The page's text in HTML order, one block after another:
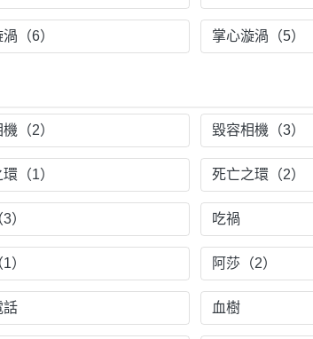
（6） 掌心漩渦（5）
（2） 毀容相機（3）
（1） 死亡之環（2）
） 吃禍
） 阿莎（2）
話 血樹